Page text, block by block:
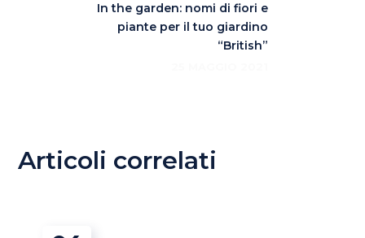
In the garden: nomi di fiori e
piante per il tuo giardino
“British”
Articoli correlati